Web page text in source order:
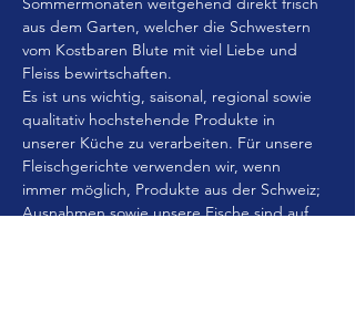
aus dem Garten, welcher die Schwestern
vom Kostbaren Blute mit viel Liebe und
Fleiss bewirtschaften.
Es ist uns wichtig, saisonal, regional sowie
qualitativ hochstehende Produkte in
unserer Küche zu verarbeiten. Für unsere
Fleischgerichte verwenden wir, wenn
immer möglich, Produkte aus der Schweiz;
Ausnahmen sowie unsere Fische sind auf